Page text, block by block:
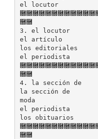
el locutor
࿝࿝
3. el locutor
el artículo
los editoriales
el periodista
࿝࿝
4. la sección de
la sección de
moda
el periodista
los obituarios
࿝࿝